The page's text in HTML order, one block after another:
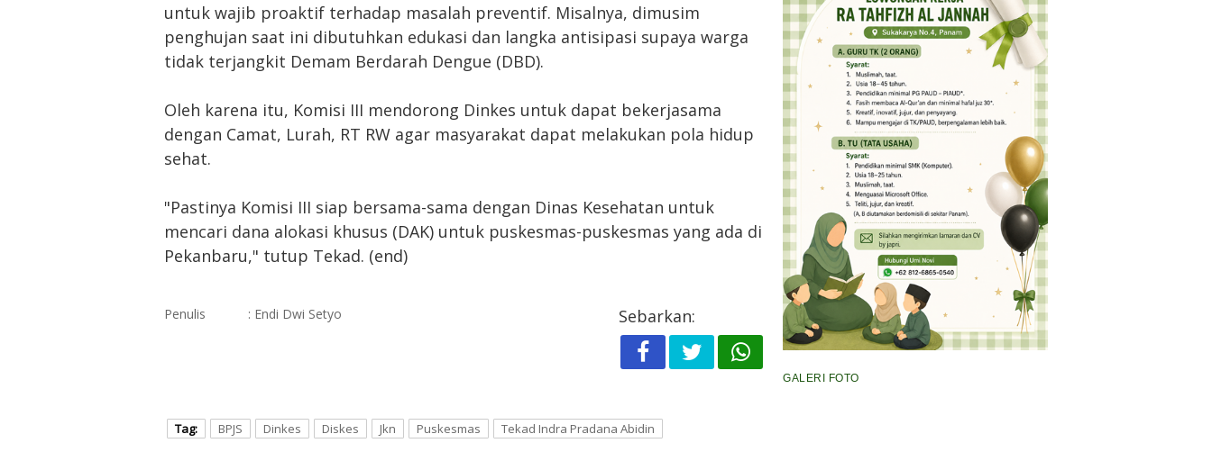
untuk wajib proaktif terhadap masalah preventif. Misalnya, dimusim
penghujan saat ini dibutuhkan edukasi dan langka antisipasi supaya warga
tidak terjangkit Demam Berdarah Dengue (DBD).
Oleh karena itu, Komisi III mendorong Dinkes untuk dapat bekerjasama
dengan Camat, Lurah, RT RW agar masyarakat dapat melakukan pola hidup
sehat.
"Pastinya Komisi III siap bersama-sama dengan Dinas Kesehatan untuk
mencari dana alokasi khusus (DAK) untuk puskesmas-puskesmas yang ada di
Pekanbaru," tutup Tekad. (end)
Penulis : Endi Dwi Setyo Sebarkan:
Tag: BPJS Dinkes Diskes Jkn Puskesmas Tekad Indra Pradana Abidin
GALERI FOTO